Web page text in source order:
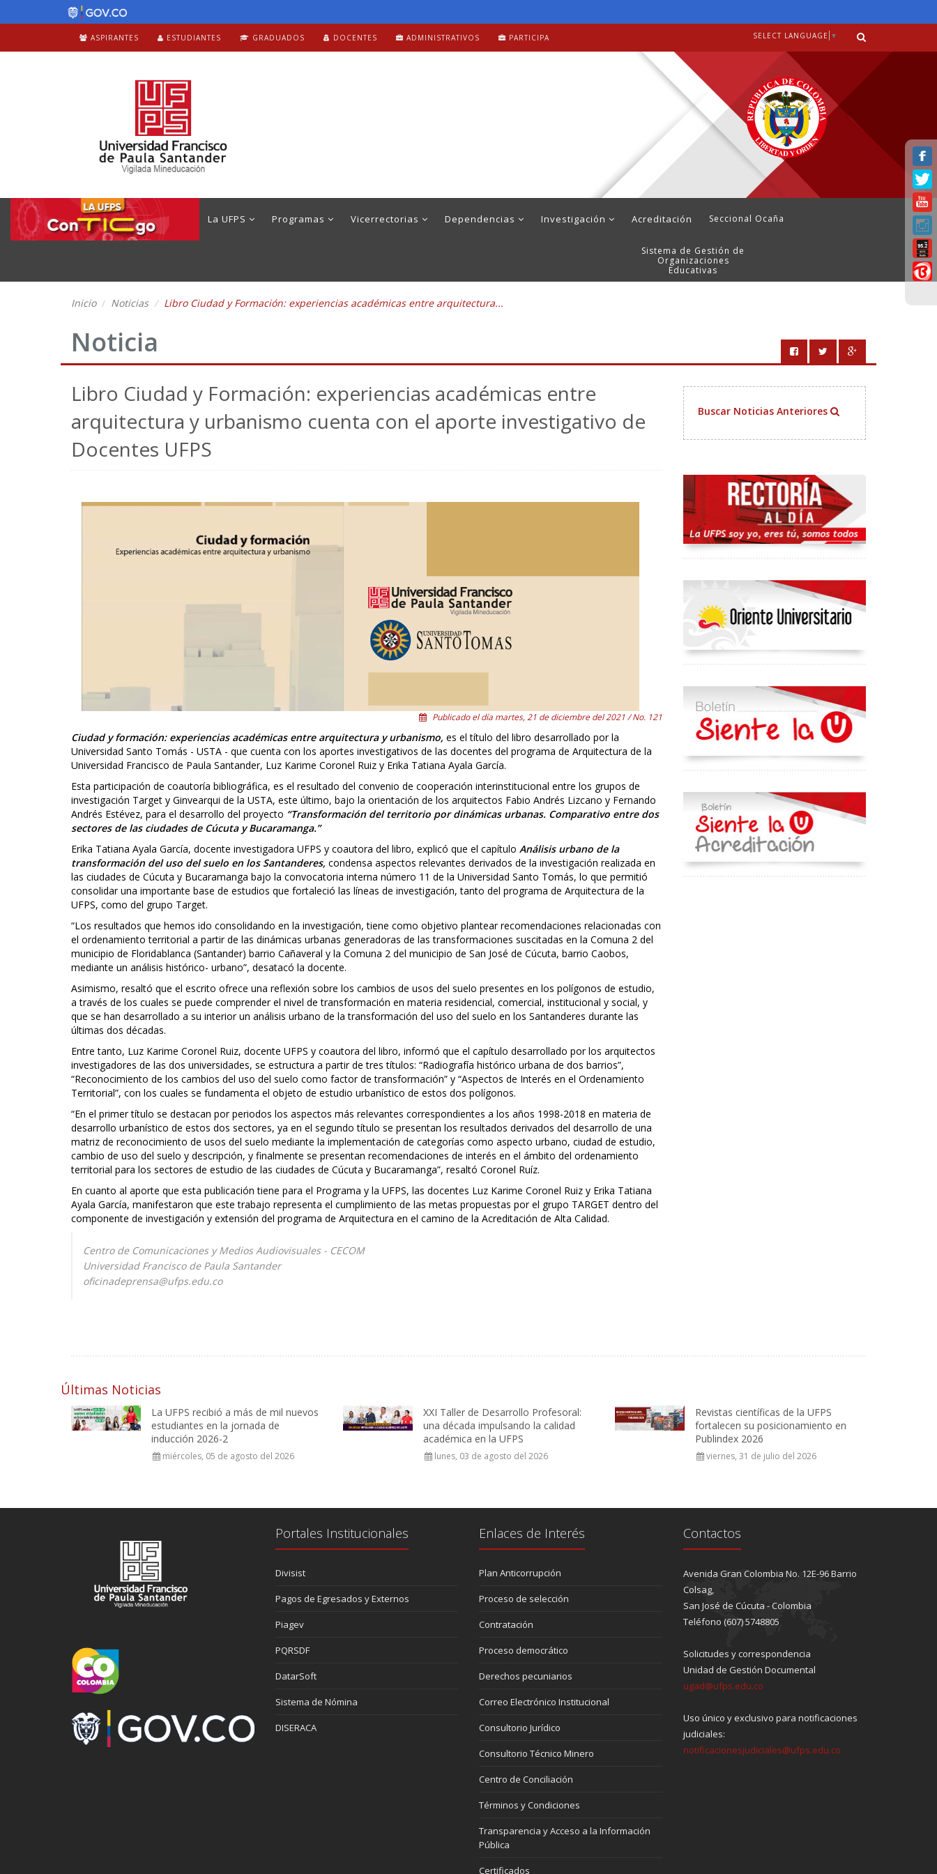
ASPIRANTES ESTUDIANTES GRADUADOS DOCENTES ADMINISTRATIVOS PARTICIPA SELECT LANGUAGE ▼
La UFPS Programas Vicerrectorias Dependencias Investigación Acreditación Seccional Ocaña
Sistema de Gestión de
Organizaciones
Educativas
Inicio Noticias Libro Ciudad y Formación: experiencias académicas entre arquitectura...
Noticia
Libro Ciudad y Formación: experiencias académicas entre
arquitectura y urbanismo cuenta con el aporte investigativo de
Docentes UFPS
Publicado el día martes, 21 de diciembre del 2021 / No. 121
Ciudad y formación: experiencias académicas entre arquitectura y urbanismo, es el título del libro desarrollado por la
Universidad Santo Tomás - USTA - que cuenta con los aportes investigativos de las docentes del programa de Arquitectura de la
Universidad Francisco de Paula Santander, Luz Karime Coronel Ruiz y Erika Tatiana Ayala García.
Esta participación de coautoría bibliográfica, es el resultado del convenio de cooperación interinstitucional entre los grupos de
investigación Target y Ginvearqui de la USTA, este último, bajo la orientación de los arquitectos Fabio Andrés Lizcano y Fernando
Andrés Estévez, para el desarrollo del proyecto “Transformación del territorio por dinámicas urbanas. Comparativo entre dos
sectores de las ciudades de Cúcuta y Bucaramanga.”
Erika Tatiana Ayala García, docente investigadora UFPS y coautora del libro, explicó que el capítulo Análisis urbano de la
transformación del uso del suelo en los Santanderes, condensa aspectos relevantes derivados de la investigación realizada en
las ciudades de Cúcuta y Bucaramanga bajo la convocatoria interna número 11 de la Universidad Santo Tomás, lo que permitió
consolidar una importante base de estudios que fortaleció las líneas de investigación, tanto del programa de Arquitectura de la
UFPS, como del grupo Target.
“Los resultados que hemos ido consolidando en la investigación, tiene como objetivo plantear recomendaciones relacionadas con
el ordenamiento territorial a partir de las dinámicas urbanas generadoras de las transformaciones suscitadas en la Comuna 2 del
municipio de Floridablanca (Santander) barrio Cañaveral y la Comuna 2 del municipio de San José de Cúcuta, barrio Caobos,
mediante un análisis histórico- urbano”, desatacó la docente.
Asimismo, resaltó que el escrito ofrece una reflexión sobre los cambios de usos del suelo presentes en los polígonos de estudio,
a través de los cuales se puede comprender el nivel de transformación en materia residencial, comercial, institucional y social, y
que se han desarrollado a su interior un análisis urbano de la transformación del uso del suelo en los Santanderes durante las
últimas dos décadas.
Entre tanto, Luz Karime Coronel Ruiz, docente UFPS y coautora del libro, informó que el capítulo desarrollado por los arquitectos
investigadores de las dos universidades, se estructura a partir de tres títulos: “Radiografía histórico urbana de dos barrios”,
“Reconocimiento de los cambios del uso del suelo como factor de transformación” y “Aspectos de Interés en el Ordenamiento
Territorial”, con los cuales se fundamenta el objeto de estudio urbanístico de estos dos polígonos.
“En el primer título se destacan por periodos los aspectos más relevantes correspondientes a los años 1998-2018 en materia de
desarrollo urbanístico de estos dos sectores, ya en el segundo título se presentan los resultados derivados del desarrollo de una
matriz de reconocimiento de usos del suelo mediante la implementación de categorías como aspecto urbano, ciudad de estudio,
cambio de uso del suelo y descripción, y finalmente se presentan recomendaciones de interés en el ámbito del ordenamiento
territorial para los sectores de estudio de las ciudades de Cúcuta y Bucaramanga”, resaltó Coronel Ruíz.
En cuanto al aporte que esta publicación tiene para el Programa y la UFPS, las docentes Luz Karime Coronel Ruiz y Erika Tatiana
Ayala García, manifestaron que este trabajo representa el cumplimiento de las metas propuestas por el grupo TARGET dentro del
componente de investigación y extensión del programa de Arquitectura en el camino de la Acreditación de Alta Calidad.
Centro de Comunicaciones y Medios Audiovisuales - CECOM
Universidad Francisco de Paula Santander
oficinadeprensa@ufps.edu.co
Buscar Noticias Anteriores
Últimas Noticias
La UFPS recibió a más de mil nuevos
estudiantes en la jornada de
inducción 2026-2
miércoles, 05 de agosto del 2026
XXI Taller de Desarrollo Profesoral:
una década impulsando la calidad
académica en la UFPS
lunes, 03 de agosto del 2026
Revistas científicas de la UFPS
fortalecen su posicionamiento en
Publindex 2026
viernes, 31 de julio del 2026
Portales Institucionales
Divisist
Pagos de Egresados y Externos
Piagev
PQRSDF
DatarSoft
Sistema de Nómina
DISERACA
Enlaces de Interés
Plan Anticorrupción
Proceso de selección
Contratación
Proceso democrático
Derechos pecuniarios
Correo Electrónico Institucional
Consultorio Jurídico
Consultorio Técnico Minero
Centro de Conciliación
Términos y Condiciones
Transparencia y Acceso a la Información
Pública
Certificados
Contactos
Avenida Gran Colombia No. 12E-96 Barrio
Colsag,
San José de Cúcuta - Colombia
Teléfono (607) 5748805
Solicitudes y correspondencia
Unidad de Gestión Documental
ugad@ufps.edu.co
Uso único y exclusivo para notificaciones
judiciales:
notificacionesjudiciales@ufps.edu.co